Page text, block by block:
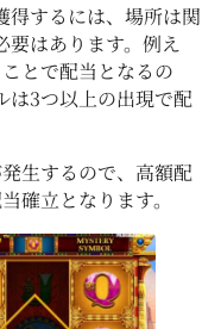
得するには、場所は関
要はあります。例え
とで配当となるの
は3つ以上の出現で配
生するので、高額配
確立となります。